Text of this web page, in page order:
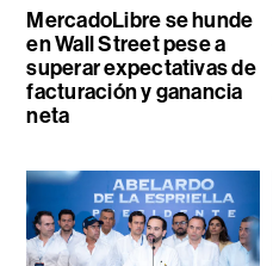
MercadoLibre se hunde
en Wall Street pese a
superar expectativas de
facturación y ganancia
neta